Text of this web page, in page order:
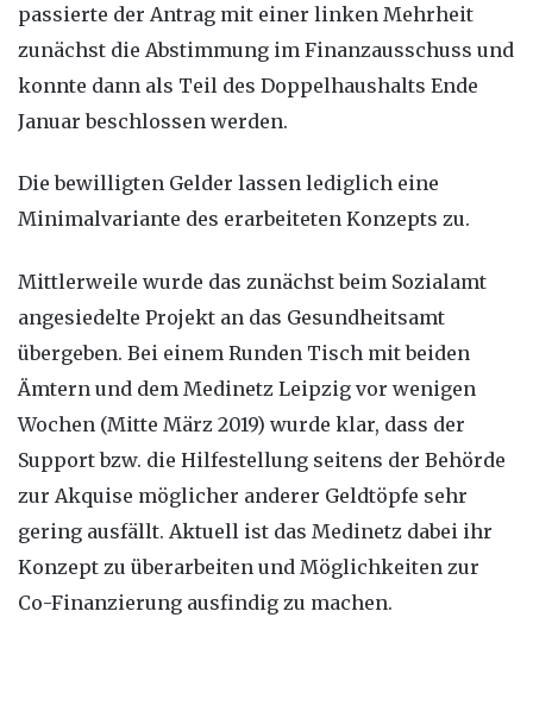
passierte der Antrag mit einer linken Mehrheit
zunächst die Abstimmung im Finanzausschuss und
konnte dann als Teil des Doppelhaushalts Ende
Januar beschlossen werden.
Die bewilligten Gelder lassen lediglich eine
Minimalvariante des erarbeiteten Konzepts zu.
Mittlerweile wurde das zunächst beim Sozialamt
angesiedelte Projekt an das Gesundheitsamt
übergeben. Bei einem Runden Tisch mit beiden
Ämtern und dem Medinetz Leipzig vor wenigen
Wochen (Mitte März 2019) wurde klar, dass der
Support bzw. die Hilfestellung seitens der Behörde
zur Akquise möglicher anderer Geldtöpfe sehr
gering ausfällt. Aktuell ist das Medinetz dabei ihr
Konzept zu überarbeiten und Möglichkeiten zur
Co-Finanzierung ausfindig zu machen.